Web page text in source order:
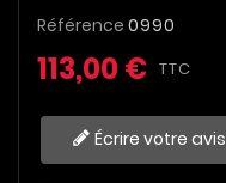
Référence 0990
113,00 € TTC
Écrire votre avis